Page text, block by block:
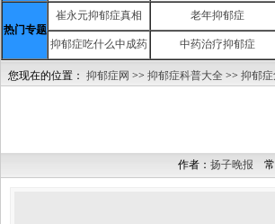
热门专题
崔永元抑郁症真相 老年抑郁症
抑郁症吃什么中成药 中药治疗抑郁症
您现在的位置： 抑郁症网 >> 抑郁症科普大全 >> 抑郁
作者： 扬子晚报 常